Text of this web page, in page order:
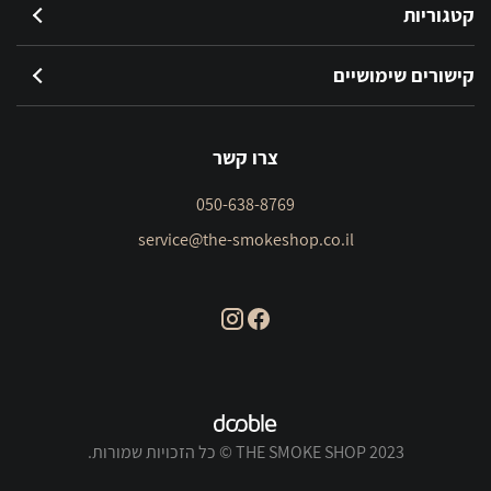
קטגוריות
קישורים שימושיים
צרו קשר
050-638-8769
service@the-smokeshop.co.il
THE SMOKE SHOP 2023 © כל הזכויות שמורות.